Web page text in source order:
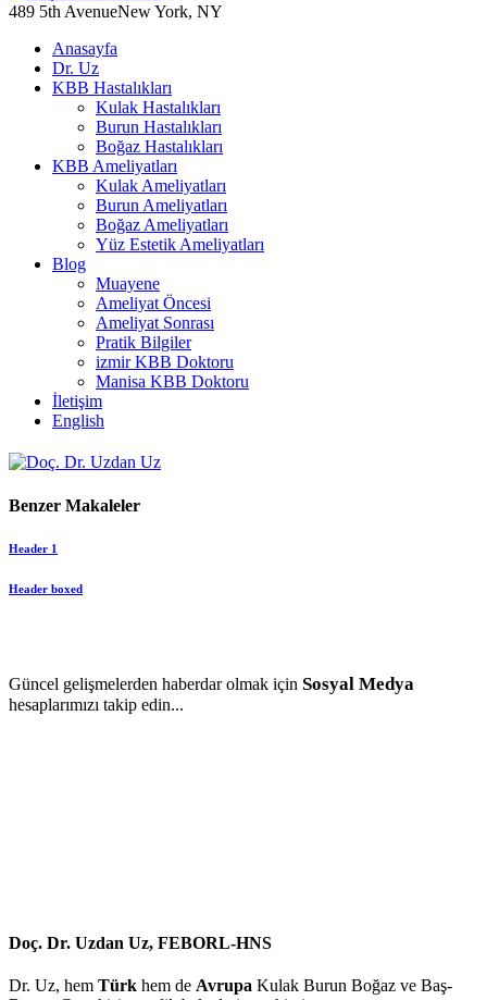
489 5th AvenueNew York, NY
Anasayfa
Dr. Uz
KBB Hastalıkları
Kulak Hastalıkları
Burun Hastalıkları
Boğaz Hastalıkları
KBB Ameliyatları
Kulak Ameliyatları
Burun Ameliyatları
Boğaz Ameliyatları
Yüz Estetik Ameliyatları
Blog
Muayene
Ameliyat Öncesi
Ameliyat Sonrası
Pratik Bilgiler
izmir KBB Doktoru
Manisa KBB Doktoru
İletişim
English
Benzer Makaleler
Header 1
Header boxed
Güncel gelişmelerden haberdar olmak için Sosyal Medya
hesaplarımızı takip edin...
Doç. Dr. Uzdan Uz, FEBORL-HNS
Dr. Uz, hem Türk hem de Avrupa Kulak Burun Boğaz ve Baş-